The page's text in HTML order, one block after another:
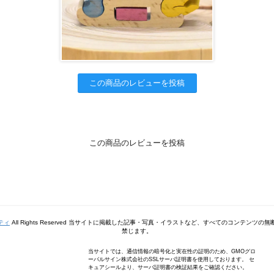
この商品のレビューを投稿
この商品のレビューを投稿
ィ All Rights Reserved 当サイトに掲載した記事・写真・イラストなど、すべてのコンテンツの無
禁じます。
当サイトでは、通信情報の暗号化と実在性の証明のため、GMOグロ
ーバルサイン株式会社のSSLサーバ証明書を使用しております。 セ
キュアシールより、サーバ証明書の検証結果をご確認ください。